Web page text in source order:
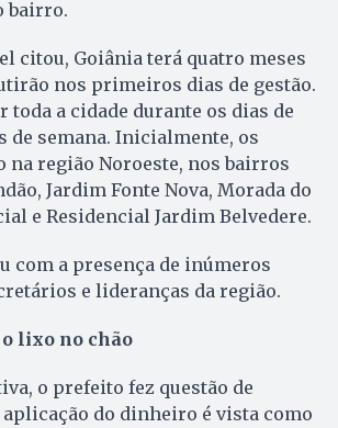
bairro.
citou, Goiânia terá quatro meses
nos primeiros dias de gestão.
toda a cidade durante os dias de
de semana. Inicialmente, os
na região Noroeste, nos bairros
Jardim Fonte Nova, Morada do
e Residencial Jardim Belvedere.
com a presença de inúmeros
e lideranças da região.
lixo no chão
o prefeito fez questão de
do dinheiro é vista como